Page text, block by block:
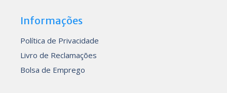
Informações
Política de Privacidade
Livro de Reclamações
Bolsa de Emprego